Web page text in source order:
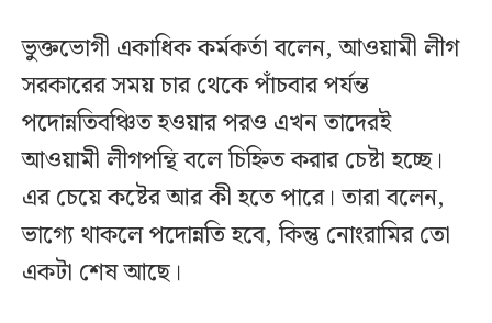
ভুক্তভোগী একাধিক কর্মকর্তা বলেন, আওয়ামী লীগ
সরকারের সময় চার থেকে পাঁচবার পর্যন্ত
পদোন্নতিবঞ্চিত হওয়ার পরও এখন তাদেরই
আওয়ামী লীগপন্থি বলে চিহ্নিত করার চেষ্টা হচ্ছে।
এর চেয়ে কষ্টের আর কী হতে পারে। তারা বলেন,
ভাগ্যে থাকলে পদোন্নতি হবে, কিন্তু নোংরামির তো
একটা শেষ আছে।